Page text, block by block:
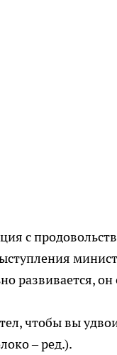
с
развивается,
чтобы вы
– ред.).